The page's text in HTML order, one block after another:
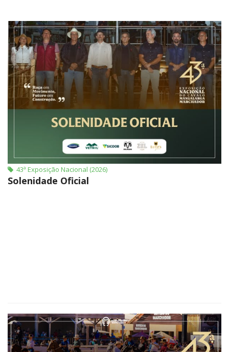
43ª Exposição Nacional (2026)
Solenidade Oficial